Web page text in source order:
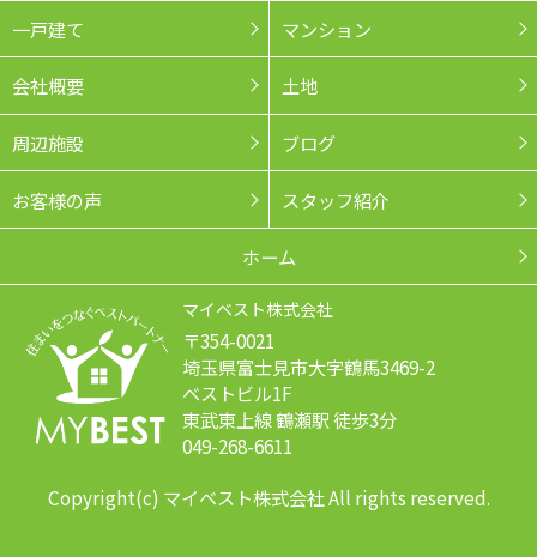
一戸建て マンション
会社概要 土地
周辺施設 ブログ
お客様の声 スタッフ紹介
ホーム
マイベスト株式会社
〒354-0021
埼玉県富士見市大字鶴馬3469-2
ベストビル1F
東武東上線 鶴瀬駅 徒歩3分
049-268-6611
Copyright(c) マイベスト株式会社 All rights reserved.